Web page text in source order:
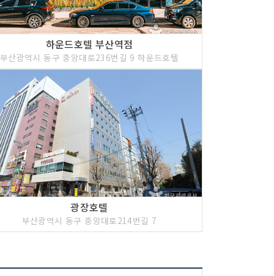
하운드호텔 부산역점
부산광역시 동구 중앙대로236번길 9 하운드호텔
광장호텔
부산광역시 동구 중앙대로214번길 7